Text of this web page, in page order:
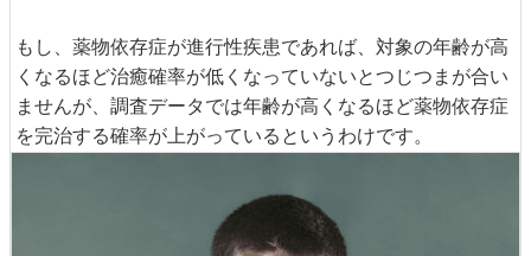
もし、薬物依存症が進行性疾患であれば、対象の年齢が高
くなるほど治癒確率が低くなっていないとつじつまが合い
ませんが、調査データでは年齢が高くなるほど薬物依存症
を完治する確率が上がっているというわけです。